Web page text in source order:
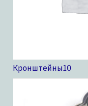
Кронштейны10